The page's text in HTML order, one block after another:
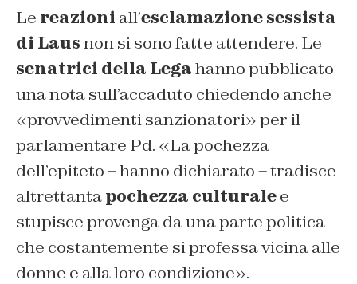
Le reazioni all’esclamazione sessista
di Lausnon si sono fatte attendere. Le
senatrici della Legahanno pubblicato
una nota sull’accaduto chiedendo anche
«provvedimenti sanzionatori» per il
parlamentare Pd. «La pochezza
dell’epiteto– hanno dichiarato –tradisce
altrettantapochezza culturalee
stupisce provenga da una parte politica
che costantemente si professa vicina alle
donne e alla loro condizione».